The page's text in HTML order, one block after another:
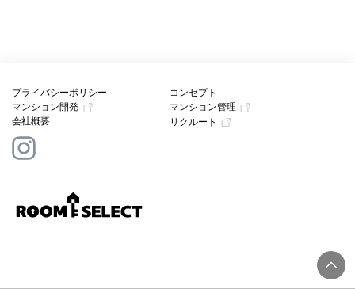
プライバシーポリシー
コンセプト
マンション開発
マンション管理
会社概要
リクルート